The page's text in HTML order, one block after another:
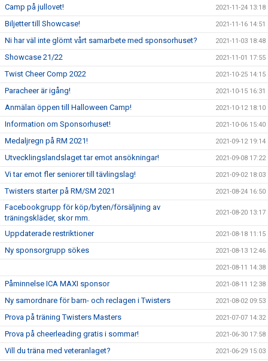
Camp på jullovet! 2021-11-24 13:18
Biljetter till Showcase! 2021-11-16 14:51
Ni har väl inte glömt vårt samarbete med sponsorhuset? 2021-11-03 18:48
Showcase 21/22 2021-11-01 17:55
Twist Cheer Comp 2022 2021-10-25 14:15
Paracheer är igång! 2021-10-15 16:31
Anmälan öppen till Halloween Camp! 2021-10-12 18:10
Information om Sponsorhuset! 2021-10-06 15:40
Medaljregn på RM 2021! 2021-09-12 19:14
Utvecklingslandslaget tar emot ansökningar! 2021-09-08 17:22
Vi tar emot fler seniorer till tävlingslag! 2021-09-02 18:03
Twisters starter på RM/SM 2021 2021-08-24 16:50
Facebookgrupp för köp/byten/försäljning av
träningskläder, skor mm.
2021-08-20 13:17
Uppdaterade restriktioner 2021-08-18 11:15
Ny sponsorgrupp sökes 2021-08-13 12:46
2021-08-11 14:38
Påminnelse ICA MAXI sponsor 2021-08-11 12:38
Ny samordnare för barn- och reclagen i Twisters 2021-08-02 09:53
Prova på träning Twisters Masters 2021-07-07 14:32
Prova på cheerleading gratis i sommar! 2021-06-30 17:58
Vill du träna med veteranlaget? 2021-06-29 15:03